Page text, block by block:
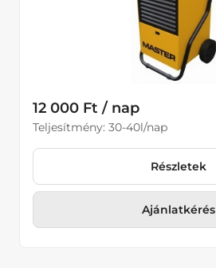
Kotrógépek
Tömörítő eszközök
Homlokrakodók
12 000 Ft / nap
Teljesítmény: 30-40l/nap
Részletek
Ajánlatkérés